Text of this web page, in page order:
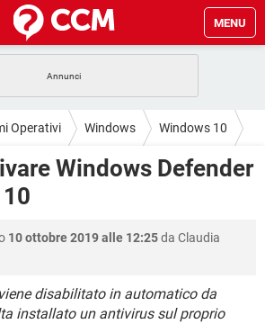
MENU
ANDROID
WINDOWS 10
ANDROID
WHATSAPP
WHATSAPP
FACEBOOK
GAMING
WINDOWS 10
GAMING
ANDROID
Operativi Windows Windows 10
Windows Defender
10 ottobre 2019 alle 12:25da Claudia
disabilitato in automatico da
installato un antivirus sul proprio